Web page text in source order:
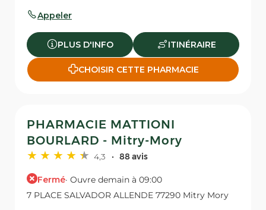
Appeler
PLUS D'INFO ITINÉRAIRE
CHOISIR CETTE PHARMACIE
PHARMACIE MATTIONI
BOURLARD - Mitry-Mory
4,3 88 avis
Fermé· Ouvre demain à 09:00
7 PLACE SALVADOR ALLENDE 77290 Mitry Mory